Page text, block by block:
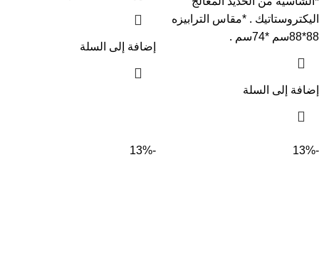
اليكتروستاتيك . *مقاس الترابيزه
88*88سم *74سم .
إضافة إلى السلة
إضافة إلى السلة
-13%
-13%